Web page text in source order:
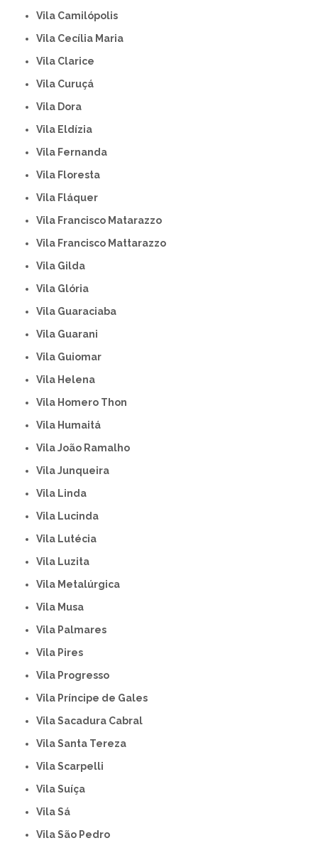
Vila Camilópolis
Vila Cecília Maria
Vila Clarice
Vila Curuçá
Vila Dora
Vila Eldízia
Vila Fernanda
Vila Floresta
Vila Fláquer
Vila Francisco Matarazzo
Vila Francisco Mattarazzo
Vila Gilda
Vila Glória
Vila Guaraciaba
Vila Guarani
Vila Guiomar
Vila Helena
Vila Homero Thon
Vila Humaitá
Vila João Ramalho
Vila Junqueira
Vila Linda
Vila Lucinda
Vila Lutécia
Vila Luzita
Vila Metalúrgica
Vila Musa
Vila Palmares
Vila Pires
Vila Progresso
Vila Príncipe de Gales
Vila Sacadura Cabral
Vila Santa Tereza
Vila Scarpelli
Vila Suíça
Vila Sá
Vila São Pedro